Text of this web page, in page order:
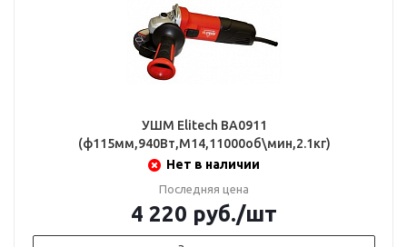
УШМ Elitech BA0911
(ф115мм,940Вт,М14,11000об\мин,2.1кг)
Нет в наличии
Последняя цена
4 220 руб./шт